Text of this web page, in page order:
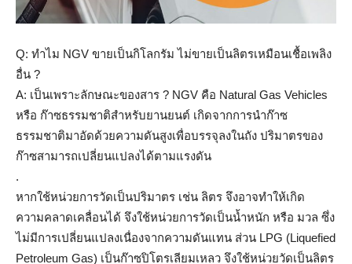
Q: ทำไม NGV ขายเป็นกิโลกรัม ไม่ขายเป็นลิตรเหมือนเชื้อเพลิง
อื่น ?
A: เป็นเพราะลักษณะของสาร ? NGV คือ Natural Gas Vehicles
หรือ ก๊าซธรรมชาติสำหรับยานยนต์ เกิดจากการนำก๊าซ
ธรรมชาติมาอัดด้วยความดันสูงเพื่อบรรจุลงในถัง ปริมาตรของ
ก๊าซสามารถเปลี่ยนแปลงได้ตามแรงดัน
.
หากใช้หน่วยการวัดเป็นปริมาตร เช่น ลิตร จึงอาจทำให้เกิด
ความคลาดเคลื่อนได้ จึงใช้หน่วยการวัดเป็นน้ำหนัก หรือ มวล ซึ่ง
ไม่มีการเปลี่ยนแปลงเนื่องจากความดันแทน ส่วน LPG (Liquefied
Petroleum Gas) เป็นก๊าซปิโตรเลียมเหลว จึงใช้หน่วยวัดเป็นลิตร